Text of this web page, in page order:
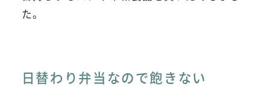
た。
日替わり弁当なので飽きない